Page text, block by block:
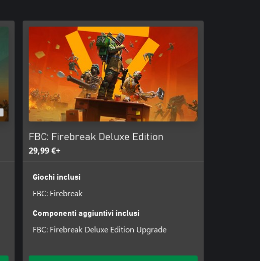
FBC: Firebreak Deluxe Edition
29,99 €+
Giochi inclusi
FBC: Firebreak
Componenti aggiuntivi inclusi
FBC: Firebreak Deluxe Edition Upgrade